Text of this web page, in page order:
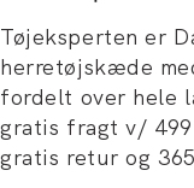
Tøjeksperten er
herretøjskæde
fordelt over hele
gratis fragt v/
gratis retur og